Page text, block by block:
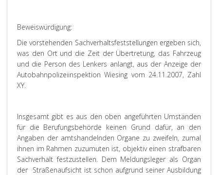
Beweiswürdigung:
Die vorstehenden Sachverhaltsfeststellungen ergeben sich,
was den Ort und die Zeit der Übertretung, das Fahrzeug
und die Person des Lenkers anlangt, aus der Anzeige der
Autobahnpolizeiinspektion Wiesing vom 24.11.2007, Zahl
XY.
Insgesamt gibt es aus den oben angeführten Umständen
für die Berufungsbehörde keinen Grund dafür, an den
Angaben der amtshandelnden Organe zu zweifeln, zumal
ihnen im Rahmen zuzumuten ist, objektiv einen strafbaren
Sachverhalt festzustellen. Dem Meldungsleger als Organ
der Straßenaufsicht ist schon aufgrund seiner Ausbildung